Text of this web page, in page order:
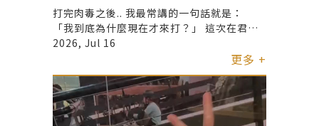
打完肉毒之後.. 我最常講的一句話就是：
「我到底為什麼現在才來打？」 這次在君綺
體驗 醫師非常細心地評估我的狀況， 完全依
自然！ 不僵硬的那種，細紋也改善了， 整個
人看起來更有精神✨ 如果你跟以前的我一樣
觀望很久， 真的很推薦先找專業醫師諮詢看
看🙆🏻‍♀️
2026, Jul 16
更多 +